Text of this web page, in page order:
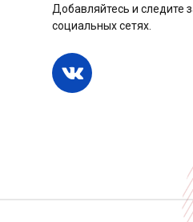
Добавляйтесь и следите
социальных сетях.